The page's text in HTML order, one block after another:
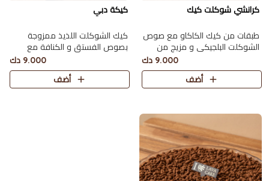
كرانشي شوكلت كيك
طبقات من كيك الكاكاو مع صوص
الشوكلت البلجيكي و مزيج من
رقائق الفيوتين و الخلطة الخاصة
من لافا كيك تكفي 6 اشخاص
9.000 دك
أضف
كيكة دبي
كيك الشوكلت اللذيذ ممزوجة
بصوص الفستق و الكنافة مع
الطحينة و صوص الشوكولاته
تكفي 6 اشخاص
9.000 دك
أضف